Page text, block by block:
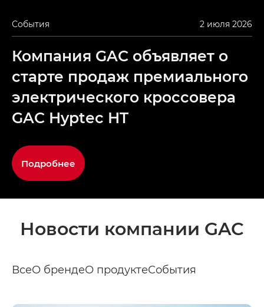
События 2 июля 2026
Компания GAC объявляет о
старте продаж премиального
электрического кроссовера
GAC Hyptec HT
Подробнее
Новости компании GAC
ВсеО брендеО продуктеСобытия